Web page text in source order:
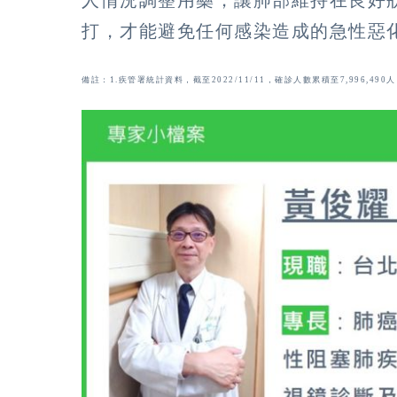
打，才能避免任何感染造成的急性惡
備註：1.疾管署統計資料，截至2022/11/11，確診人數累積至7,996,490人